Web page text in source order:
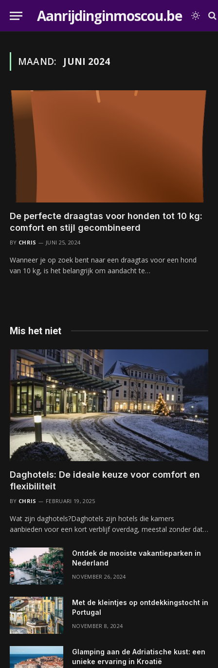
Aanrijdinginmoscou.be
MAAND: JUNI 2024
De perfecte draagtas voor honden tot 10 kg:
comfort en stijl gecombineerd
BY CHRIS JUNI 25, 2024
Wanneer je op zoek bent naar een draagtas voor een hond
van 10 kg, is het belangrijk om aandacht te…
Mis het niet
Daghotels: De ideale keuze voor comfort en
flexibiliteit
BY CHRIS FEBRUARI 19, 2025
Wat zijn daghotels?Daghotels zijn hotels die kamers
aanbieden voor een kort verblijf overdag, meestal zonder dat…
Ontdek de mooiste vakantieparken in
Nederland
NOVEMBER 26, 2024
Met de kleintjes op ontdekkingstocht in
Portugal
NOVEMBER 8, 2024
Glamping aan de Adriatische kust: een
unieke ervaring in Kroatië